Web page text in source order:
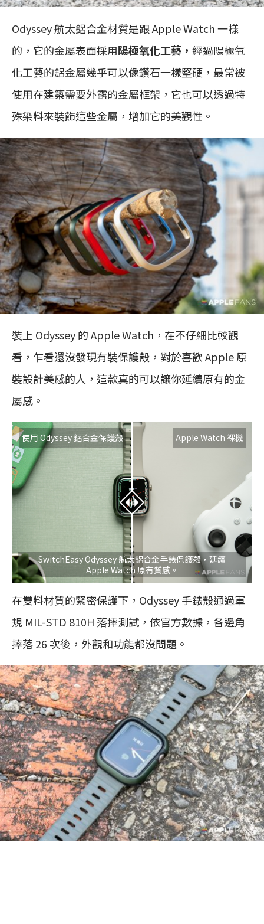
Odyssey 航太鋁合金材質是跟 Apple Watch 一樣
的，它的金屬表面採用陽極氧化工藝， 經過陽極氧
化工藝的鋁金屬幾乎可以像鑽石一樣堅硬，最常被
使用在建築需要外露的金屬框架，它也可以透過特
殊染料來裝飾這些金屬，增加它的美觀性。
裝上 Odyssey 的 Apple Watch，在不仔細比較觀
看，乍看還沒發現有裝保護殼，對於喜歡 Apple 原
裝設計美感的人，這款真的可以讓你延續原有的金
屬感。
Apple Watch 裸機
使用 Odyssey 鋁合金保護殼
SwitchEasy Odyssey 航太鋁合金手錶保護殼，延續
Apple Watch 原有質感。
在雙料材質的緊密保護下，Odyssey 手錶殼通過軍
規 MIL-STD 810H 落摔測試，依官方數據，各邊角
摔落 26 次後，外觀和功能都沒問題。